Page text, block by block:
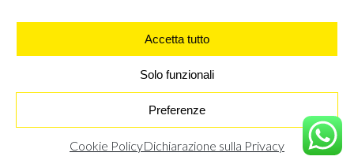
Accetta tutto
Solo funzionali
Preferenze
Cookie PolicyDichiarazione sulla Privacy
BORSA RETTANGOLARE CON FINTO PELO TIGRATO NERO
19,96
TROVA IL NEGOZIO PIÙ VICINO
PRIVACY POLICY COOKIE POLICY
UNI GRUPPO S.R.L - Viale Angelo Filippetti 24, 20122 Milano.
All right reserved P.IVA 10405840967